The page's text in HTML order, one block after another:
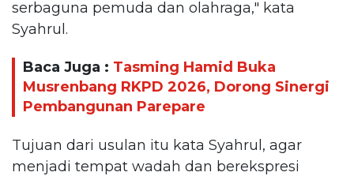
serbaguna pemuda dan olahraga," kata
Syahrul.
Baca Juga : Tasming Hamid Buka
Musrenbang RKPD 2026, Dorong Sinergi
Pembangunan Parepare
Tujuan dari usulan itu kata Syahrul, agar
menjadi tempat wadah dan berekspresi